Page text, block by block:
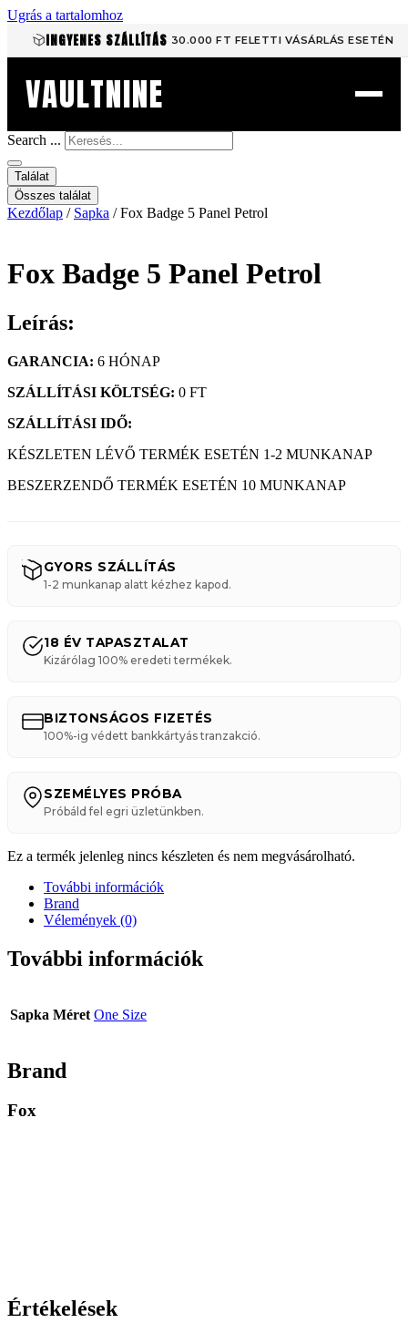
Ugrás a tartalomhoz
INGYENES SZÁLLÍTÁS 30.000 FT FELETTI VÁSÁRLÁS ESETÉN
VAULTNINE
Search ...
Találat
Összes találat
Kezdőlap / Sapka / Fox Badge 5 Panel Petrol
Fox Badge 5 Panel Petrol
Leírás:
GARANCIA: 6 HÓNAP
SZÁLLÍTÁSI KÖLTSÉG: 0 FT
SZÁLLÍTÁSI IDŐ:
KÉSZLETEN LÉVŐ TERMÉK ESETÉN 1-2 MUNKANAP
BESZERZENDŐ TERMÉK ESETÉN 10 MUNKANAP
GYORS SZÁLLÍTÁS
1-2 munkanap alatt kézhez kapod.
18 ÉV TAPASZTALAT
Kizárólag 100% eredeti termékek.
BIZTONSÁGOS FIZETÉS
100%-ig védett bankkártyás tranzakció.
SZEMÉLYES PRÓBA
Próbáld fel egri üzletünkben.
Ez a termék jelenleg nincs készleten és nem megvásárolható.
További információk
Brand
Vélemények (0)
További információk
Sapka Méret One Size
Brand
Fox
Értékelések